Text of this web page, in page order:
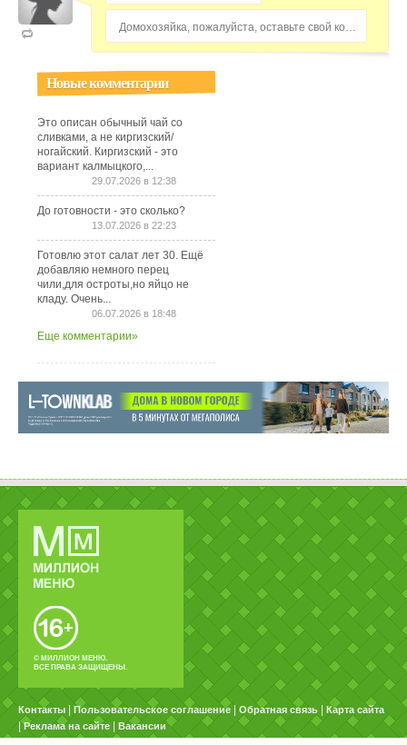
Домохозяйка, пожалуйста, оставьте свой комментарий...
Новые комментарии
Это описан обычный чай со
сливками, а не киргизский/
ногайский. Киргизский - это
вариант калмыцкого,...
29.07.2026 в 12:38
До готовности - это сколько?
13.07.2026 в 22:23
Готовлю этот салат лет 30. Ещё
добавляю немного перец
чили,для остроты,но яйцо не
кладу. Очень...
06.07.2026 в 18:48
Еще комментарии»
© МИЛЛИОН МЕНЮ.
ВСЕ ПРАВА ЗАЩИЩЕНЫ.
Контакты Пользовательское соглашение Обратная связь Карта сайта
|Реклама на сайте Вакансии